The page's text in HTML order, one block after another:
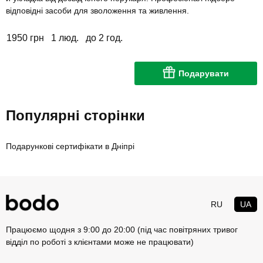
відповідні засоби для зволоження та живлення.
1950 грн 1 люд. до 2 год.
Подарувати
Популярні сторінки
Подарункові сертифікати в Дніпрі
RU UA
Працюємо щодня з 9:00 до 20:00 (під час повітряних тривог
відділ по роботі з клієнтами може не працювати)